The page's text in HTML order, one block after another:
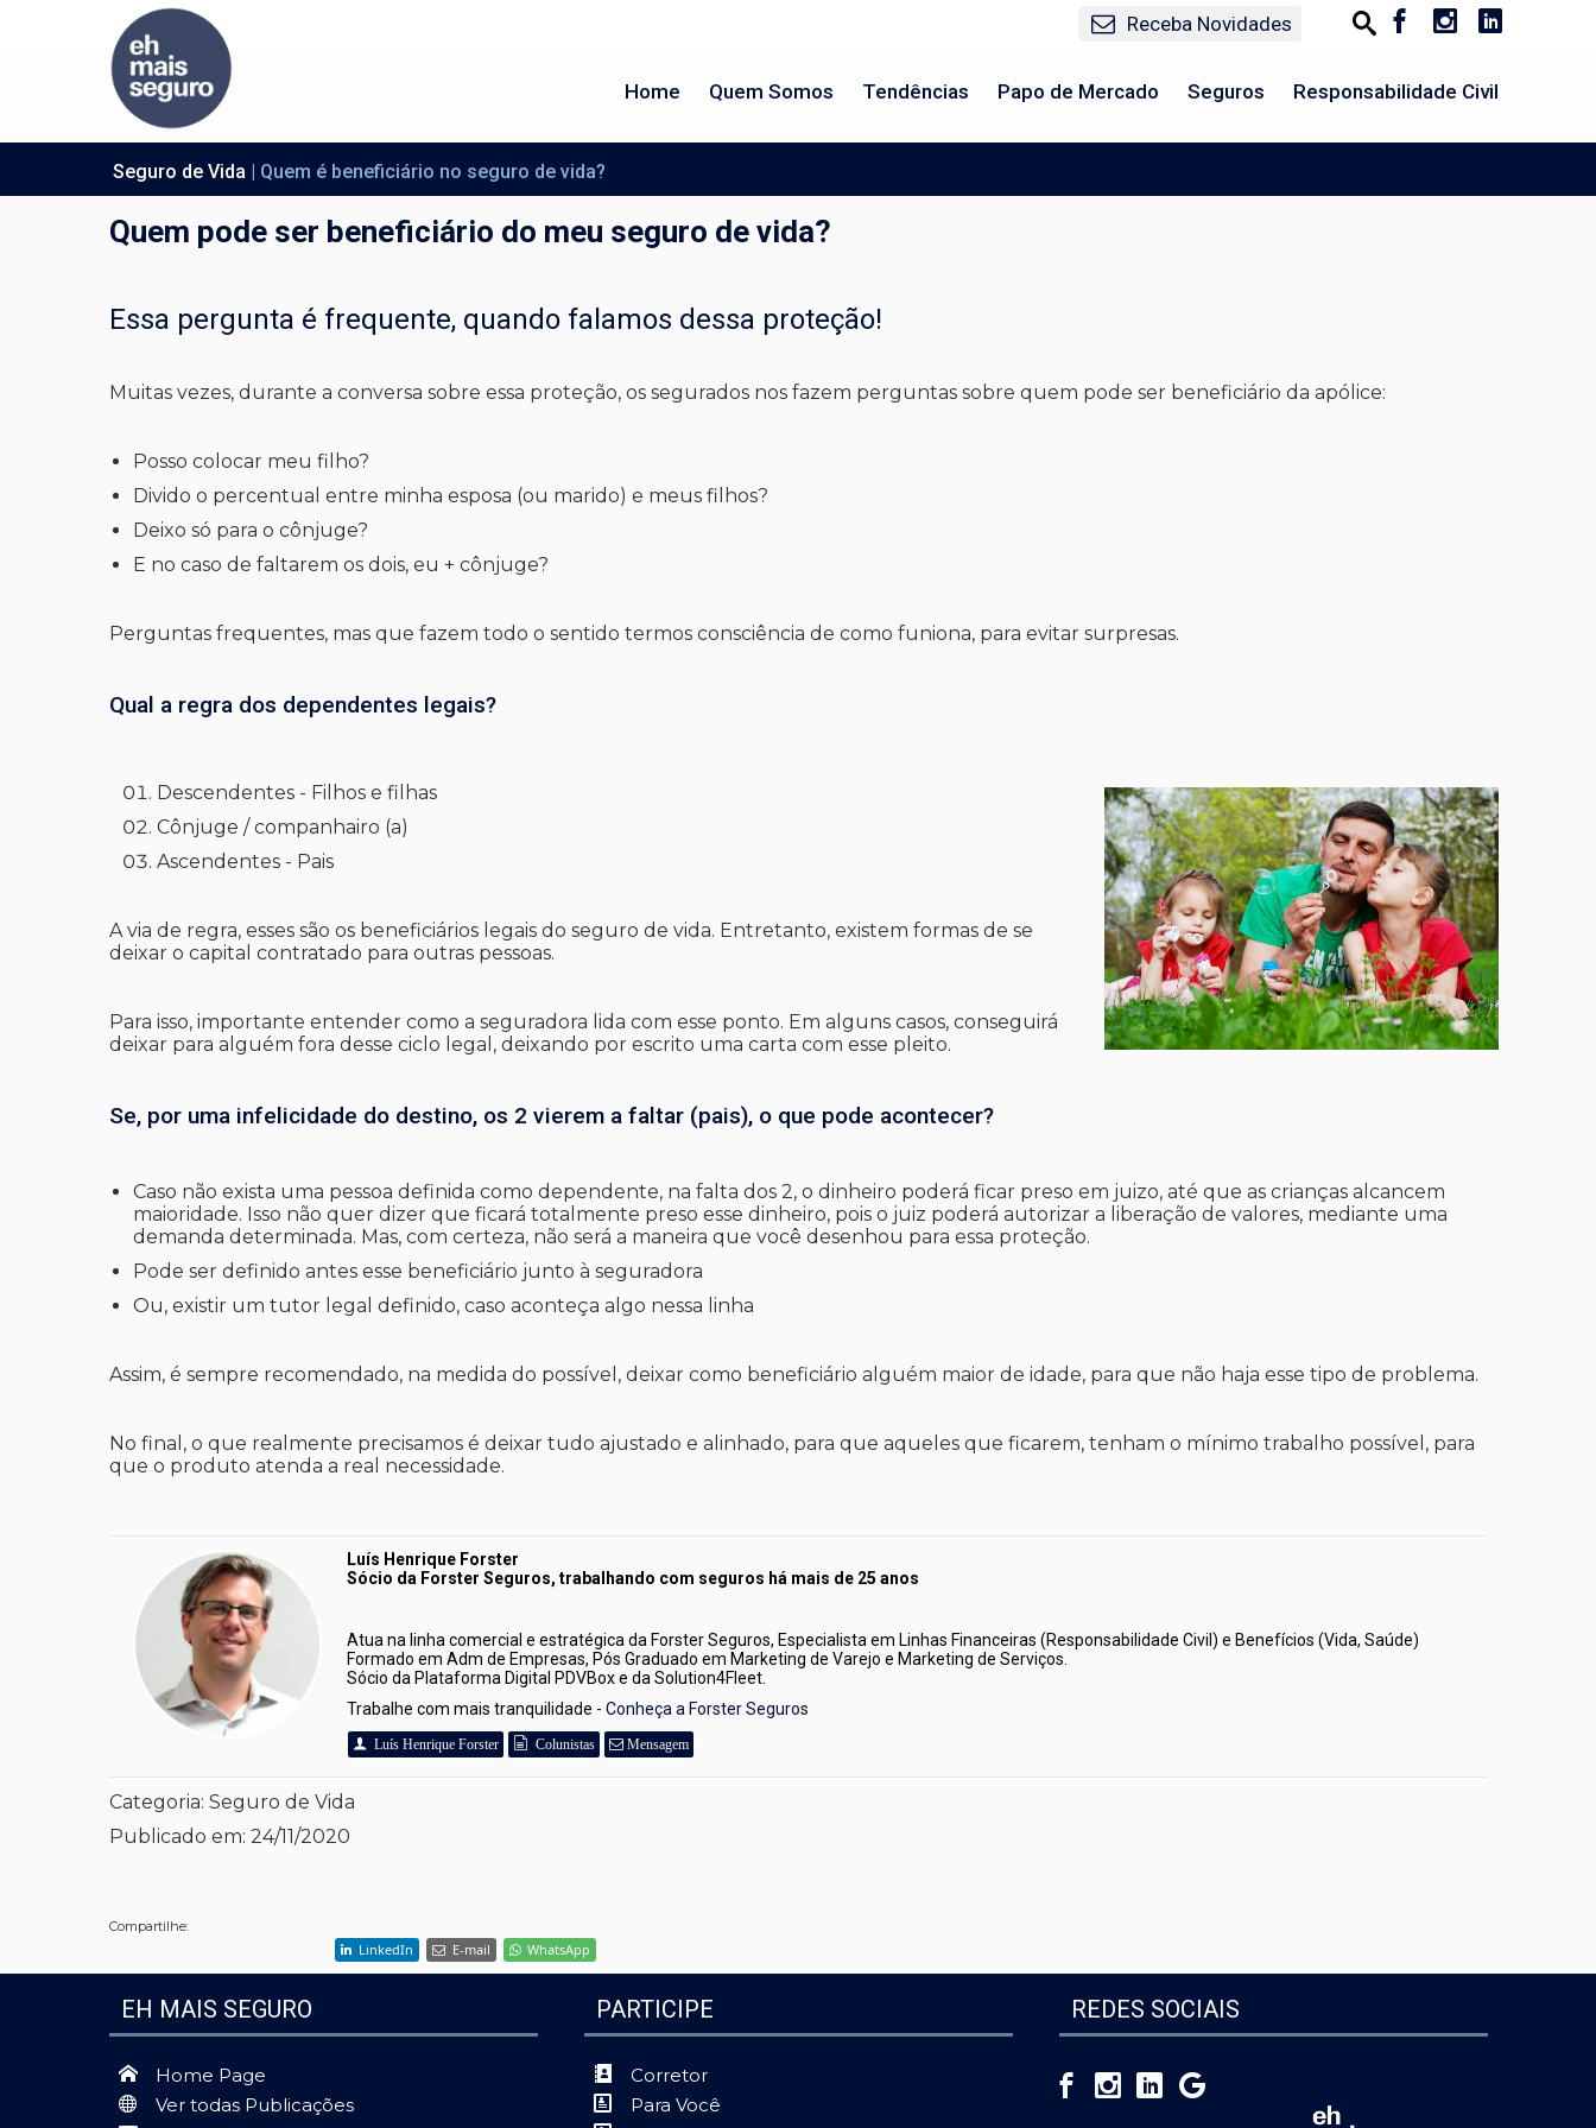
Receba Novidades
Home Quem Somos Tendências Papo de Mercado Seguros Responsabilidade Civil
Seguro de Vida | Quem é beneficiário no seguro de vida?
Quem pode ser beneficiário do meu seguro de vida?
Essa pergunta é frequente, quando falamos dessa proteção!
Muitas vezes, durante a conversa sobre essa proteção, os segurados nos fazem perguntas sobre quem pode ser beneficiário da apólice:
Posso colocar meu filho?
Divido o percentual entre minha esposa (ou marido) e meus filhos?
Deixo só para o cônjuge?
E no caso de faltarem os dois, eu + cônjuge?
Perguntas frequentes, mas que fazem todo o sentido termos consciência de como funiona, para evitar surpresas.
Qual a regra dos dependentes legais?
Descendentes - Filhos e filhas
Cônjuge / companhairo (a)
Ascendentes - Pais
A via de regra, esses são os beneficiários legais do seguro de vida. Entretanto, existem formas de se
deixar o capital contratado para outras pessoas.
Para isso, importante entender como a seguradora lida com esse ponto. Em alguns casos, conseguirá
deixar para alguém fora desse ciclo legal, deixando por escrito uma carta com esse pleito.
Se, por uma infelicidade do destino, os 2 vierem a faltar (pais), o que pode acontecer?
Caso não exista uma pessoa definida como dependente, na falta dos 2, o dinheiro poderá ficar preso em juizo, até que as crianças alcancem
maioridade. Isso não quer dizer que ficará totalmente preso esse dinheiro, pois o juiz poderá autorizar a liberação de valores, mediante uma
demanda determinada. Mas, com certeza, não será a maneira que você desenhou para essa proteção.
Pode ser definido antes esse beneficiário junto à seguradora
Ou, existir um tutor legal definido, caso aconteça algo nessa linha
Assim, é sempre recomendado, na medida do possível, deixar como beneficiário alguém maior de idade, para que não haja esse tipo de problema.
No final, o que realmente precisamos é deixar tudo ajustado e alinhado, para que aqueles que ficarem, tenham o mínimo trabalho possível, para
que o produto atenda a real necessidade.
Luís Henrique Forster
Sócio da Forster Seguros, trabalhando com seguros há mais de 25 anos
Atua na linha comercial e estratégica da Forster Seguros, Especialista em Linhas Financeiras (Responsabilidade Civil) e Benefícios (Vida, Saúde)
Formado em Adm de Empresas, Pós Graduado em Marketing de Varejo e Marketing de Serviços.
Sócio da Plataforma Digital PDVBox e da Solution4Fleet.
Trabalhe com mais tranquilidade - Conheça a Forster Seguros
Luís Henrique Forster Colunistas Mensagem
Categoria: Seguro de Vida
Publicado em: 24/11/2020
Compartilhe:
LinkedIn E-mail WhatsApp
EH MAIS SEGURO
Home Page
Ver todas Publicações
PARTICIPE
Corretor
Para Você
REDES SOCIAIS